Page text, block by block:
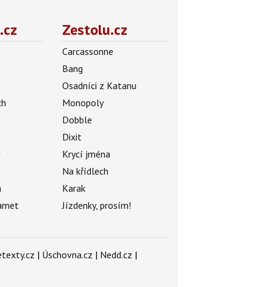
Zestolu.cz
Carcassonne
Bang
Osadníci z Katanu
Monopoly
Dobble
Dixit
Krycí jména
Na křídlech
Karak
Jízdenky, prosím!
| Úschovna.cz | Nedd.cz |